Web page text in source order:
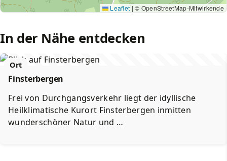
Leaflet | © OpenStreetMap-Mitwirkende
In der Nähe entdecken
Ort
Finsterbergen
Frei von Durchgangsverkehr liegt der idyllische
Heilklimatische Kurort Finsterbergen inmitten
wunderschöner Natur und …